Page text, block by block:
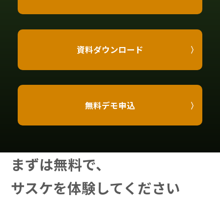
資料ダウンロード
無料デモ申込
まずは無料で、
サスケを体験してください